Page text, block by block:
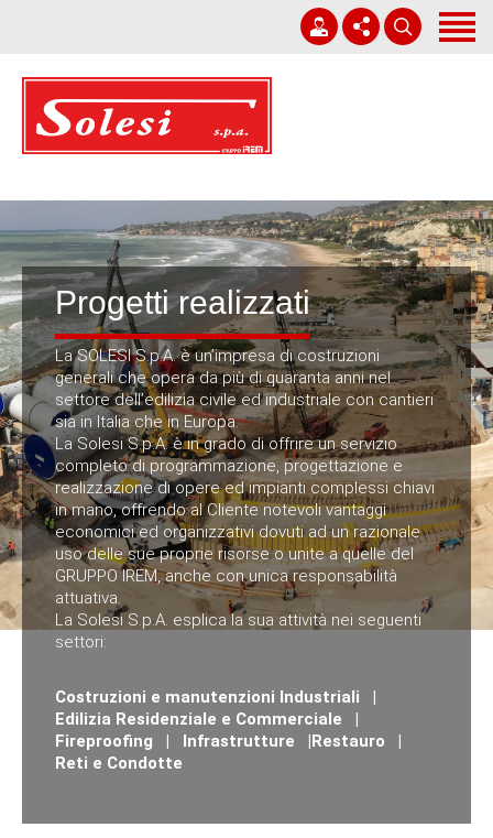
Società
Sostenibilità
Whistleblowing
Lavora con noi
News
Contatti
Italiano
+39 0931 751411
Lun - Ven 08:30 - 13:00 | 14:00 - 17:30
Progetti realizzati
La SOLESI S.p.A. è un’impresa di costruzioni
generali che opera da più di quaranta anni nel
settore dell’edilizia civile ed industriale con cantieri
sia in Italia che in Europa.
La Solesi S.p.A. è in grado di offrire un servizio
completo di programmazione, progettazione e
realizzazione di opere ed impianti complessi chiavi
in mano, offrendo al Cliente notevoli vantaggi
economici ed organizzativi dovuti ad un razionale
uso delle sue proprie risorse o unite a quelle del
GRUPPO IREM, anche con unica responsabilità
attuativa.
La Solesi S.p.A. esplica la sua attività nei seguenti
settori:
Costruzioni e manutenzioni Industriali |
Edilizia Residenziale e Commerciale |
Fireproofing
| Infrastrutture |Restauro |
Reti e Condotte